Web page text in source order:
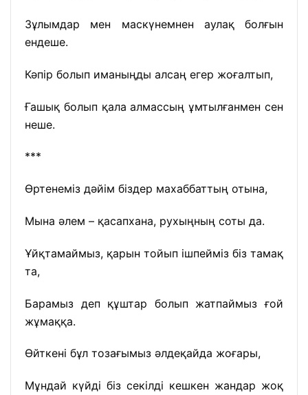
Зұлымдар мен маскүнемнен аулақ болғын
ендеше.
Кәпір болып иманыңды алсаң егер жоғалтып,
Ғашық болып қала алмассың ұмтылғанмен сен
неше.
***
Өртенеміз дәйім біздер махаббаттың отына,
Мына әлем – қасапхана, рухыңның соты да.
Ұйқтамаймыз, қарын тойып ішпейміз біз тамақ
та,
Барамыз деп құштар болып жатпаймыз ғой
жұмаққа.
Өйткені бұл тозағымыз әлдеқайда жоғары,
Мұндай күйді біз секілді кешкен жандар жоқ